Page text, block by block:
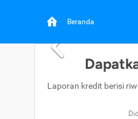
Beranda
Laporan kredit berisi